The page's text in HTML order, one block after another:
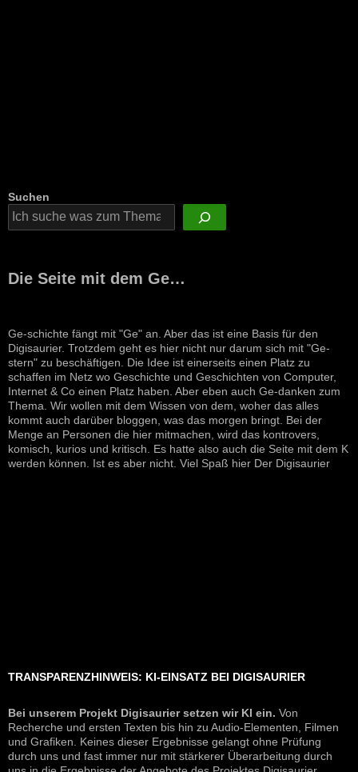
Suchen
Die Seite mit dem Ge…
Ge-schichte fängt mit "Ge" an. Aber das ist eine Basis für den
Digisaurier. Trotzdem geht es hier nicht nur darum sich mit "Ge-
stern" zu beschäftigen. Die Idee ist einerseits einen Platz zu
schaffen im Netz wo Geschichte und Geschichten von Computer,
Internet & Co einen Platz haben. Aber eben auch Ge-danken zum
Thema. Wir wollen mit dem Wissen von dem, woher das alles
kommt auch darüber bloggen, was das morgen bringt. Bei der
Menge an Personen die hier mitmachen, wird das kontrovers,
komisch, kurios und kritisch. Es hatte also auch die Seite mit dem K
werden können. Ist es aber nicht. Viel Spaß hier Der Digisaurier
TRANSPARENZHINWEIS: KI-EINSATZ BEI DIGISAURIER
Bei unserem Projekt Digisaurier setzen wir KI ein. Von
Recherche und ersten Texten bis hin zu Audio-Elementen, Filmen
und Grafiken. Keines dieser Ergebnisse gelangt ohne Prüfung
durch uns und fast immer nur mit stärkerer Überarbeitung durch